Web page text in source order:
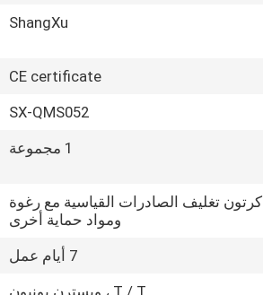
ShangXu
CE certificate
SX-QMS052
1 مجموعة
كرتون تغليف الصادرات القياسية مع رغوة
ومواد حماية أخرى
7 أيام عمل